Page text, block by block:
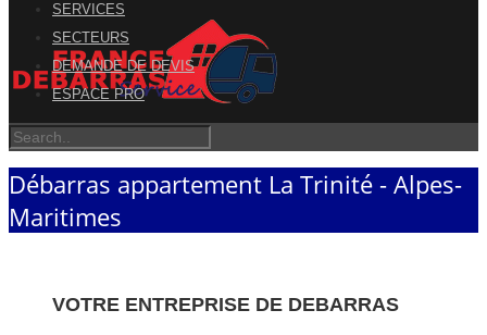
SERVICES
SECTEURS
DEMANDE DE DEVIS
ESPACE PRO
Débarras appartement La Trinité - Alpes-
Maritimes
VOTRE ENTREPRISE DE DEBARRAS